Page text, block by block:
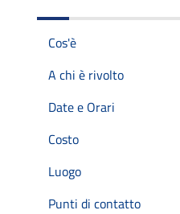
Cos'è
A chi è rivolto
Date e Orari
Costo
Luogo
Punti di contatto